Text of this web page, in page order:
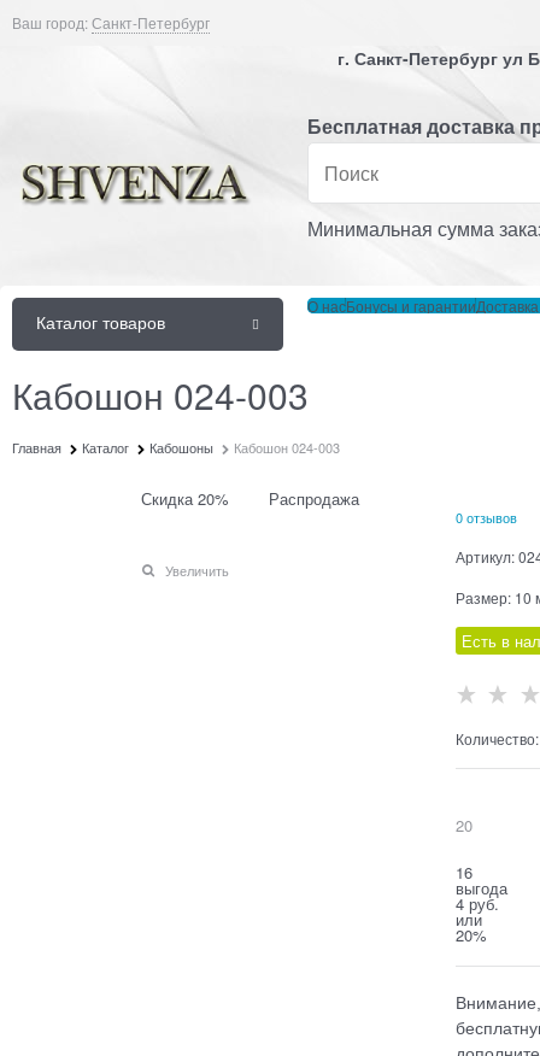
Ваш город:Санкт-Петербург
г. Санкт-Петербург
Бесплатная доставка
Минимальная сумма
Каталог товаров
О насБонусы и гарантии
Кабошон 024-003
Главная Каталог Кабошоны Кабошон 024-003
Распродажа
Скидка 20%
Увеличить
0 отзывов
Артикул:
Размер: 10
Есть в
Количество:
20
16
выгода
4 руб.
или
20%